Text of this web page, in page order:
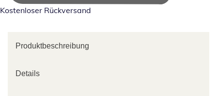
Kostenloser Rückversand
Produktbeschreibung
Details